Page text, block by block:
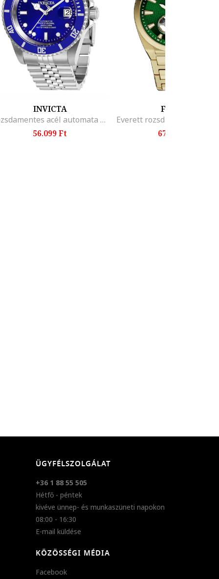
INVICTA
Rozsdamentes acél automata karóra
56.099 Ft
FOSSIL
67.299 Ft
ÜGYFÉLSZOLGÁLAT
+36 1 88 55 505
Hétfő - péntek
kivéve ünnep- és munkaszüneti napokon
08:00 - 16:30
E-mail küldése
KÖZÖSSÉGI MÉDIA
Facebook